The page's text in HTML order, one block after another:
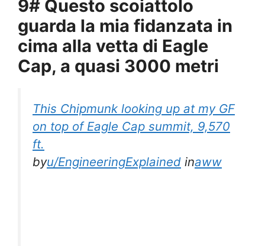
9# Questo scoiattolo
guarda la mia fidanzata in
cima alla vetta di Eagle
Cap, a quasi 3000 metri
This Chipmunk looking up at my GF
on top of Eagle Cap summit, 9,570
ft.
byu/EngineeringExplained inaww